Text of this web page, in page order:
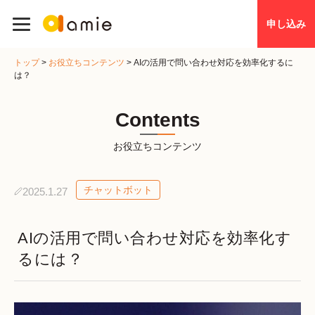
申し込み
トップ> お役立ちコンテンツ > AIの活用で問い合わせ対応を効率化するに
は？
Contents
お役立ちコンテンツ
2025.1.27 チャットボット
AIの活用で問い合わせ対応を効率化す
るには？